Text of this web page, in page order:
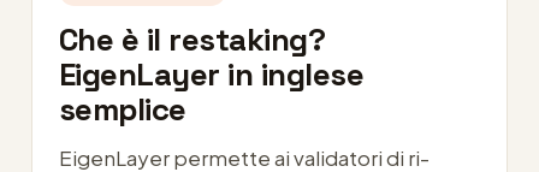
Che è il restaking?
EigenLayer in inglese
semplice
EigenLayer permette ai validatori di ri-